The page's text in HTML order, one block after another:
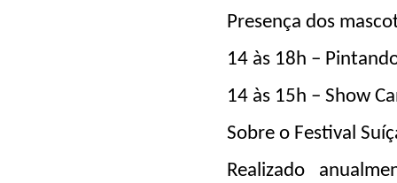
Presença dos
14 às 18h –
14 às 15h – Show
Sobre o Festival
Realizado